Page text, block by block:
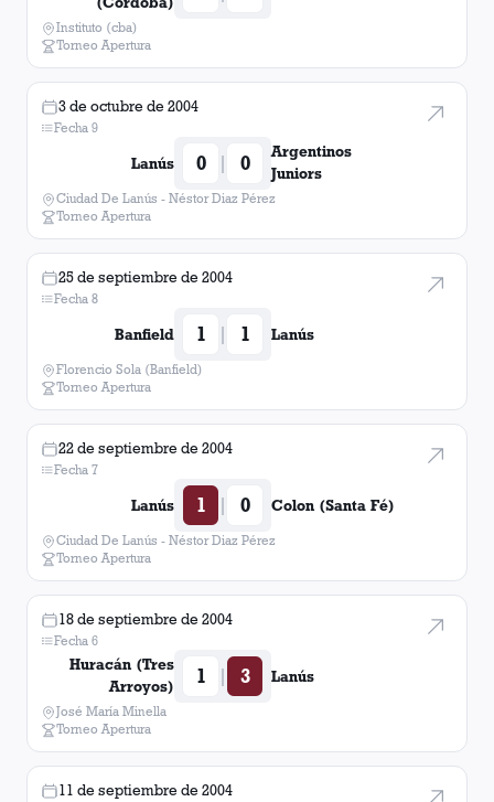
Instituto (cba)
Torneo Apertura
3 de octubre de 2004
Fecha 9
Lanús 0 | 0
Argentinos
Juniors
Ciudad De Lanús - Néstor Diaz Pérez
Torneo Apertura
25 de septiembre de 2004
Fecha 8
Banfield 1 | 1 Lanús
Florencio Sola (Banfield)
Torneo Apertura
22 de septiembre de 2004
Fecha 7
Lanús 1 | 0 Colon (Santa Fé)
Ciudad De Lanús - Néstor Diaz Pérez
Torneo Apertura
18 de septiembre de 2004
Fecha 6
Huracán (Tres
Arroyos)
1 | 3 Lanús
José María Minella
Torneo Apertura
11 de septiembre de 2004